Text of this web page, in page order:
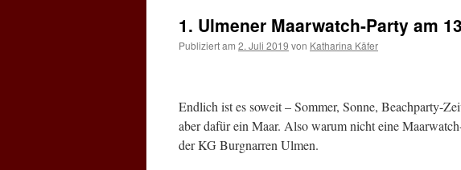
1. Ulmener Maarwatch-Party am
Publiziert am 2. Juli 2019 von Katharina Käfer
Endlich ist es soweit – Sommer, Sonne, Beachparty-
aber dafür ein Maar. Also warum nicht eine
der KG Burgnarren Ulmen.